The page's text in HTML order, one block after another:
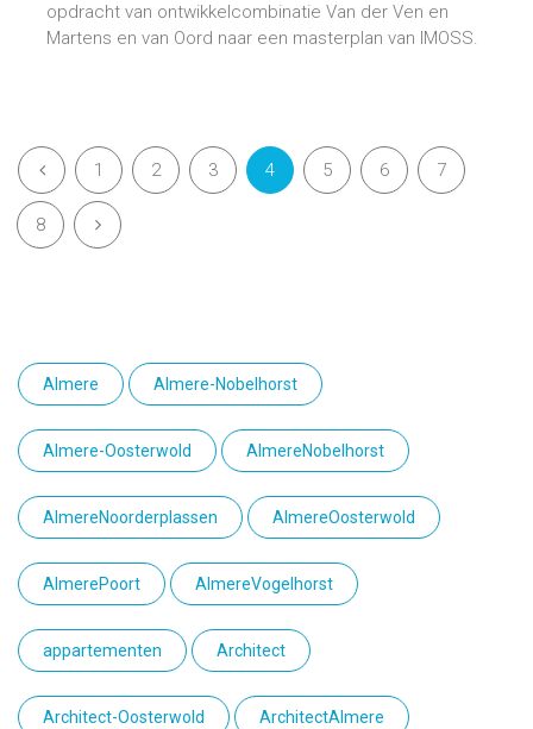
opdracht van ontwikkelcombinatie Van der Ven en
Martens en van Oord naar een masterplan van IMOSS.
1 2 3 4 5 6 7
8
Almere Almere-Nobelhorst
Almere-Oosterwold AlmereNobelhorst
AlmereNoorderplassen AlmereOosterwold
AlmerePoort AlmereVogelhorst
appartementen Architect
Architect-Oosterwold ArchitectAlmere